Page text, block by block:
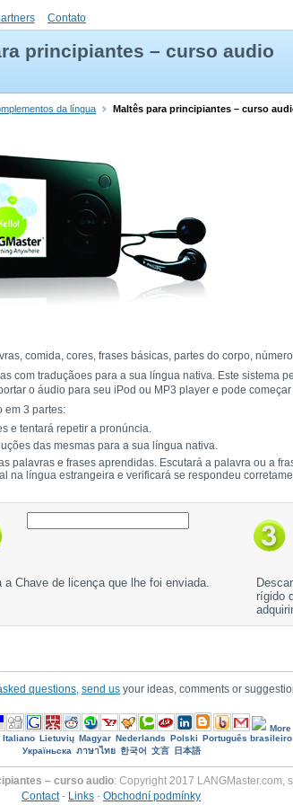
Contato
principiantes – curso audio
da língua Maltês para principiantes – curso
comida, cores, frases básicas, partes do corpo,
com traduçãoes para a sua língua nativa. Este sistema
o áudio para seu iPod ou MP3 player e pode começar
em 3 partes:
e tentará repetir a pronúncia.
das mesmas para a sua língua nativa.
palavras e frases aprendidas. Escutará a palavra ou a
na língua estrangeira e verificará se respondeu
a Chave de licença que lhe foi enviada.
rígido
questions send us your ideas, comments or
More
Italiano Lietuvių Magyar Nederlands Polski Português brasileiro
Україньска ภาษาไทย 한국어 文言 日本語
– curso audio: Copyright 2017 LANGMaster.com,
Contact- Links - Obchodní podmínky